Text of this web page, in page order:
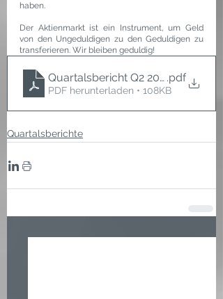
haben.
Der Aktienmarkt ist ein Instrument, um Geld
von den Ungeduldigen zu den Geduldigen zu
transferieren. Wir bleiben geduldig!
Quartalsbericht Q2 2022.pdf
PDF herunterladen • 108KB
Quartalsberichte